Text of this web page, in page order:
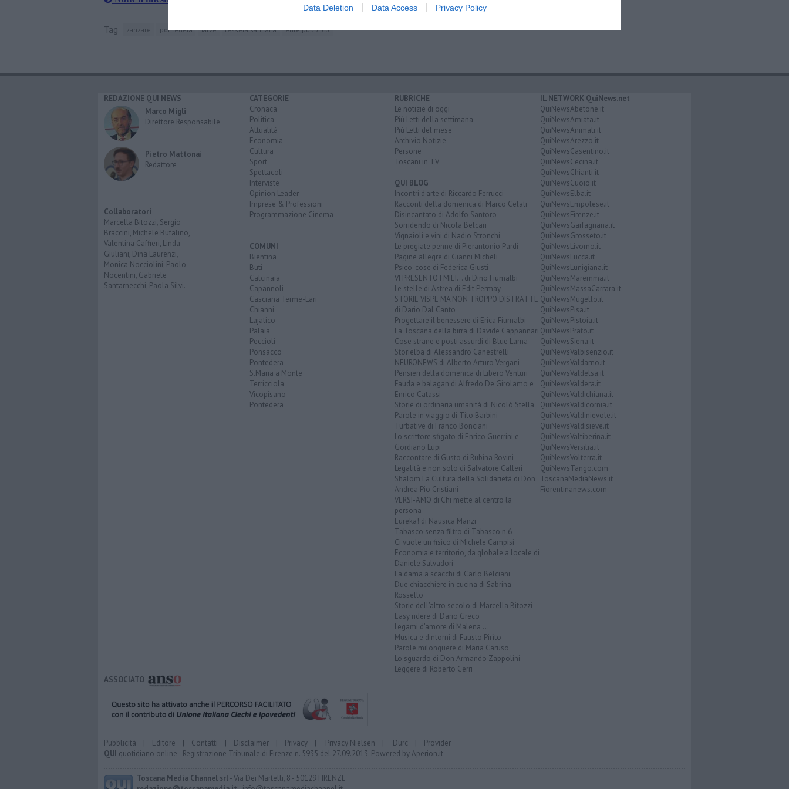
Data Deletion Data Access Privacy Policy
Tag zanzare pontedera larve tessera sanitaria ente pubblico
REDAZIONE QUI NEWS
Marco Migli
Direttore Responsabile
Pietro Mattonai
Redattore
Collaboratori
Marcella Bitozzi, Sergio
Braccini, Michele Bufalino,
Valentina Caffieri, Linda
Giuliani, Dina Laurenzi,
Monica Nocciolini, Paolo
Nocentini, Gabriele
Santarnecchi, Paola Silvi.
CATEGORIE
Cronaca
Politica
Attualità
Economia
Cultura
Sport
Spettacoli
Interviste
Opinion Leader
Imprese & Professioni
Programmazione Cinema
COMUNI
Bientina
Buti
Calcinaia
Capannoli
Casciana Terme-Lari
Chianni
Lajatico
Palaia
Peccioli
Ponsacco
Pontedera
S.Maria a Monte
Terricciola
Vicopisano
Pontedera
RUBRICHE
Le notizie di oggi
Più Letti della settimana
Più Letti del mese
Archivio Notizie
Persone
Toscani in TV
QUI BLOG
Incontri d'arte di Riccardo Ferrucci
Racconti della domenica di Marco Celati
Disincantato di Adolfo Santoro
Sorridendo di Nicola Belcari
Vignaioli e vini di Nadio Stronchi
Le pregiate penne di Pierantonio Pardi
Pagine allegre di Gianni Micheli
Psico-cose di Federica Giusti
VI PRESENTO I MIEI... di Dino Fiumalbi
Le stelle di Astrea di Edit Permay
STORIE VISPE MA NON TROPPO DISTRATTE
di Dario Dal Canto
Progettare il benessere di Erica Fiumalbi
La Toscana della birra di Davide Cappannari
Cose strane e posti assurdi di Blue Lama
Storielba di Alessandro Canestrelli
NEURONEWS di Alberto Arturo Vergani
Pensieri della domenica di Libero Venturi
Fauda e balagan di Alfredo De Girolamo e
Enrico Catassi
Storie di ordinaria umanità di Nicolò Stella
Parole in viaggio di Tito Barbini
Turbative di Franco Bonciani
Lo scrittore sfigato di Enrico Guerrini e
Gordiano Lupi
Raccontare di Gusto di Rubina Rovini
Legalità e non solo di Salvatore Calleri
Shalom La Cultura della Solidarietà di Don
Andrea Pio Cristiani
VERSI-AMO di Chi mette al centro la
persona
Eureka! di Nausica Manzi
Tabasco senza filtro di Tabasco n.6
Ci vuole un fisico di Michele Campisi
Economia e territorio, da globale a locale di
Daniele Salvadori
La dama a scacchi di Carlo Belciani
Due chiacchiere in cucina di Sabrina
Rossello
Storie dell'altro secolo di Marcella Bitozzi
Easy ridere di Dario Greco
Legami d'amore di Malena ...
Musica e dintorni di Fausto Pirìto
Parole milonguere di Maria Caruso
Lo sguardo di Don Armando Zappolini
Leggere di Roberto Cerri
IL NETWORK QuiNews.net
QuiNewsAbetone.it
QuiNewsAmiata.it
QuiNewsAnimali.it
QuiNewsArezzo.it
QuiNewsCasentino.it
QuiNewsCecina.it
QuiNewsChianti.it
QuiNewsCuoio.it
QuiNewsElba.it
QuiNewsEmpolese.it
QuiNewsFirenze.it
QuiNewsGarfagnana.it
QuiNewsGrosseto.it
QuiNewsLivorno.it
QuiNewsLucca.it
QuiNewsLunigiana.it
QuiNewsMaremma.it
QuiNewsMassaCarrara.it
QuiNewsMugello.it
QuiNewsPisa.it
QuiNewsPistoia.it
QuiNewsPrato.it
QuiNewsSiena.it
QuiNewsValbisenzio.it
QuiNewsValdarno.it
QuiNewsValdelsa.it
QuiNewsValdera.it
QuiNewsValdichiana.it
QuiNewsValdicornia.it
QuiNewsValdinievole.it
QuiNewsValdisieve.it
QuiNewsValtiberina.it
QuiNewsVersilia.it
QuiNewsVolterra.it
QuiNewsTango.com
ToscanaMediaNews.it
Fiorentinanews.com
ASSOCIATO
Pubblicità | Editore | Contatti | Disclaimer | Privacy | Privacy Nielsen | Durc | Provider
QUI quotidiano online - Registrazione Tribunale di Firenze n. 5935 del 27.09.2013. Powered byAperion.it
Toscana Media Channel srl- Via Dei Martelli, 8 - 50129 FIRENZE